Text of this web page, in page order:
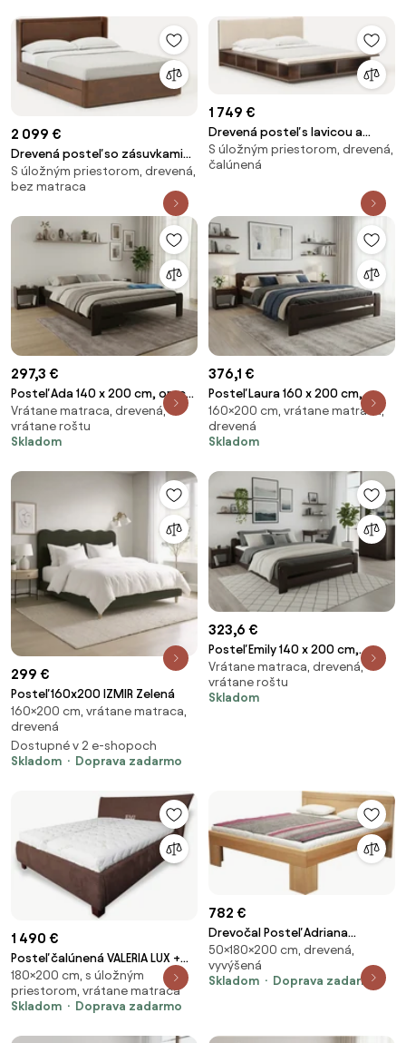
2 099 €
Drevená posteľ so zásuvkami
Allow
S úložným priestorom, drevená,
bez matraca
1 749 €
Drevená posteľ s lavicou a
bočnými policami Clark
S úložným priestorom, drevená,
čalúnená
297,3 €
Posteľ Ada 140 x 200 cm, orech
Rošt: S latkovým roštom,
Matrac: Matrac SOMMERA 18
cm
Vrátane matraca, drevená,
vrátane roštu
Skladom
376,1 €
Posteľ Laura 160 x 200 cm,
orech Rošt: S latkovým roštom,
Matrac: Matrac SOMMERA 18
cm
160×200 cm, vrátane matraca,
drevená
Skladom
299 €
Posteľ 160x200 IZMIR Zelená
160×200 cm, vrátane matraca,
drevená
Dostupné v 2 e-shopoch
Skladom
Doprava zadarmo
323,6 €
Posteľ Emily 140 x 200 cm,
orech Rošt: S latkovým roštom,
Matrac: Matrac SOMMERA 18
cm
Vrátane matraca, drevená,
vrátane roštu
Skladom
1 490 €
Posteľ čalúnená VALERIA LUX +
lamelový rošt + matrac EMI
180×200 cm, s úložným
priestorom, vrátane matraca
Skladom
Doprava zadarmo
782 €
Drevočal Posteľ Adriana
Veľkosť: 200 x 180 x 50
50×180×200 cm, drevená,
vyvýšená
Skladom
Doprava zadarmo